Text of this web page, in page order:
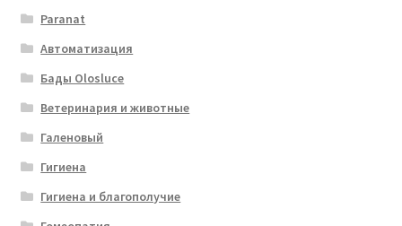
Paranat
Автоматизация
Бады Olosluce
Ветеринария и животные
Галеновый
Гигиена
Гигиена и благополучие